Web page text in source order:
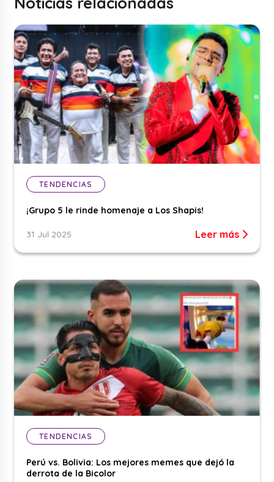
TENDENCIAS
¡Grupo 5 le rinde homenaje a Los Shapis!
31 Jul 2025 Leer más
TENDENCIAS
Perú vs. Bolivia: Los mejores memes que dejó la
derrota de la Bicolor